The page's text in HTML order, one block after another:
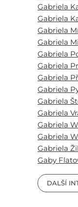
Gabriela
Gabriela
Gabriela
Gabriela
Gabriela
Gabriela
Gabriela
Gabriela
Gabriela
Gabriela
Gabriela
Gabriela
Gabriela
Gaby
DALŠÍ